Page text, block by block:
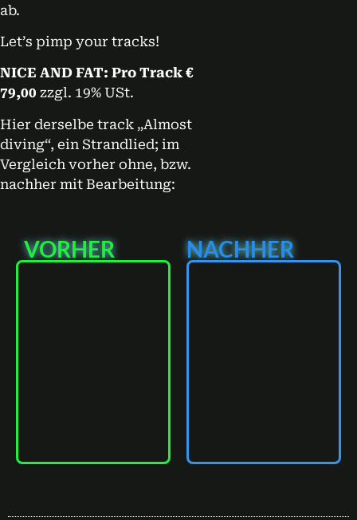
ab.
Let’s pimp your tracks!
NICE AND FAT: Pro Track €
79,00 zzgl. 19% USt.
Hier derselbe track „Almost
diving“, ein Strandlied; im
Vergleich vorher ohne, bzw.
nachher mit Bearbeitung:
VORHER NACHHER